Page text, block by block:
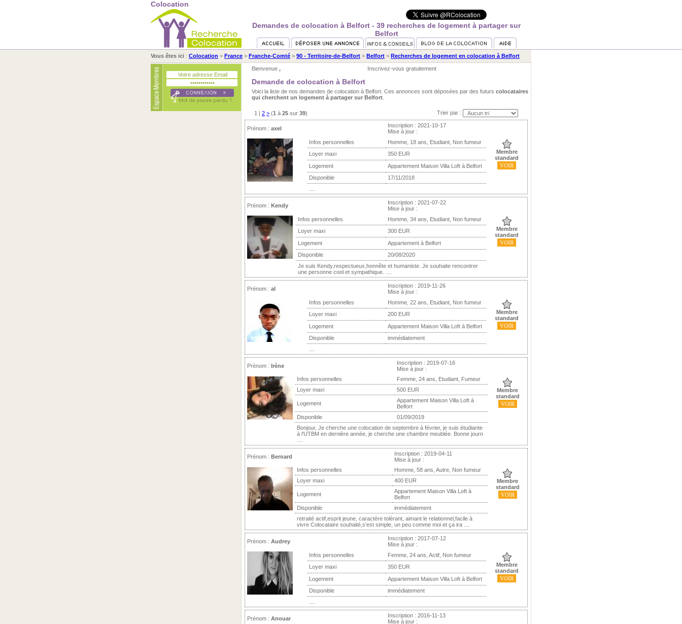
Colocation
Demandes de colocation à Belfort - 39 recherches de logement à partager sur
Belfort
Vous êtes ici : Colocation > France > Franche-Comté > 90 - Territoire-de-Belfort > Belfort > Recherches de logement en colocation à Belfort
Bienvenue , Inscrivez-vous gratuitement
Demande de colocation à Belfort
Voici la liste de nos demandes de colocation à Belfort. Ces annonces sont déposées par des futurs colocataires
qui cherchent un logement à partager sur Belfort
1 | 2 > (1 à 25 sur 39) Trier par :
Prénom : axel
Inscription : 2021-10-17
Mise à jour :
Infos personnelles
Homme, 18 ans, Etudiant, Non fumeur
Membre
standard
VOIR
Loyer maxi
350 EUR
Logement
Appartement Maison Villa Loft à Belfort
Disponible
17/11/2018
Prénom : Kendy
Inscription : 2021-07-22
Mise à jour :
Infos personnelles
Homme, 34 ans, Etudiant, Non fumeur
Membre
standard
VOIR
Loyer maxi
300 EUR
Logement
Appartement à Belfort
Disponible
20/08/2020
Je suis Kendy,respectueux,honnête et humaniste. Je souhaite rencontrer
une personne cool et sympathique. ....
Prénom : al
Inscription : 2019-11-26
Mise à jour :
Infos personnelles
Homme, 22 ans, Etudiant, Non fumeur
Membre
standard
VOIR
Loyer maxi
200 EUR
Logement
Appartement Maison Villa Loft à Belfort
Disponible
immédiatement
Prénom : Irène
Inscription : 2019-07-16
Mise à jour :
Infos personnelles
Femme, 24 ans, Etudiant, Fumeur
Membre
standard
VOIR
Loyer maxi 500 EUR
Logement
Appartement Maison Villa Loft à
Belfort
Disponible
01/09/2019
Bonjour, Je cherche une colocation de septembre à février, je suis étudiante
à l’UTBM en dernière année, je cherche une chambre meublée. Bonne journ
Prénom : Bernard
Inscription : 2019-04-11
Mise à jour :
Infos personnelles
Homme, 58 ans, Autre, Non fumeur
Membre
standard
VOIR
Loyer maxi 400 EUR
Logement
Appartement Maison Villa Loft à
Belfort
Disponible
immédiatement
retraité actif,esprit jeune, caractère tolérant, aimant le relationnel,facile à
vivre Colocataire souhaité,s'est simple, un peu comme moi et ça ira ....
Prénom : Audrey
Inscription : 2017-07-12
Mise à jour :
Infos personnelles
Femme, 24 ans, Actif, Non fumeur
Membre
standard
VOIR
Loyer maxi
350 EUR
Logement
Appartement Maison Villa Loft à Belfort
Disponible
immédiatement
Prénom : Anouar
Inscription : 2016-11-13
Mise à jour :